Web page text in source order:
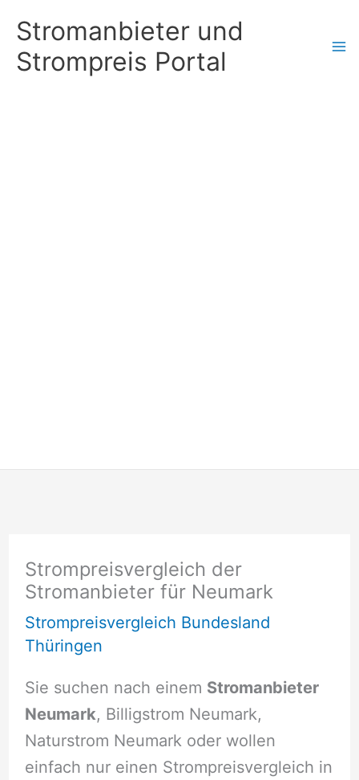
Inhalt
springen
Stromanbieter und
Strompreis Portal
Strompreisvergleich der
Stromanbieter für Neumark
Strompreisvergleich Bundesland
Thüringen
Sie suchen nach einem Stromanbieter
Neumark, Billigstrom Neumark,
Naturstrom Neumark oder wollen
einfach nur einen Strompreisvergleich in